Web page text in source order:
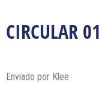
CIRCULAR
Enviado por Klee